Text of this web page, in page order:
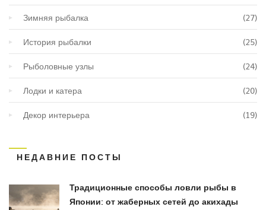
Зимняя рыбалка (27)
История рыбалки (25)
Рыболовные узлы (24)
Лодки и катера (20)
Декор интерьера (19)
НЕДАВНИЕ ПОСТЫ
Традиционные способы ловли рыбы в
Японии: от жаберных сетей до акихады